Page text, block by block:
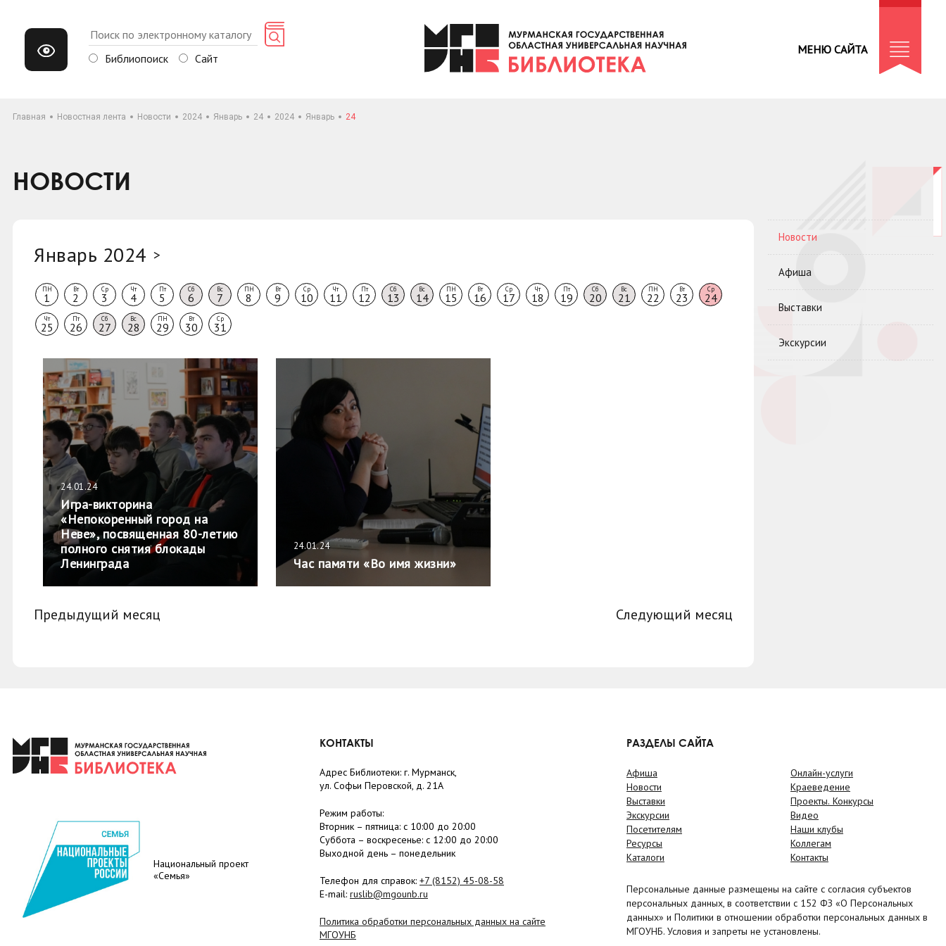
Библиопоиск Сайт
МЕНЮ САЙТА
Главная Новостная лента Новости 2024 Январь 24 2024 Январь 24
НОВОСТИ
Январь 2024 >
ПН
1
Вт
2
Ср
3
Чт
4
Пт
5
Сб
6
Вс
7
ПН
8
Вт
9
Ср
10
Чт
11
Пт
12
Сб
13
Вс
14
ПН
15
Вт
16
Ср
17
Чт
18
Пт
19
Сб
20
Вс
21
ПН
22
Вт
23
Ср
24
Чт
25
Пт
26
Сб
27
Вс
28
ПН
29
Вт
30
Ср
31
24.01.24
Игра-викторина
«Непокоренный город на
Неве», посвященная 80-летию
полного снятия блокады
Ленинграда
24.01.24
Час памяти «Во имя жизни»
Предыдущий месяц Следующий месяц
Новости
Афиша
Выставки
Экскурсии
Национальный проект
«Семья»
КОНТАКТЫ
Адрес Библиотеки: г. Мурманск,
ул. Софьи Перовской, д. 21А
Режим работы:
Вторник – пятница: с 10:00 до 20:00
Суббота – воскресенье: c 12:00 до 20:00
Выходной день – понедельник
Телефон для справок: +7 (8152) 45-08-58
E-mail: ruslib@mgounb.ru
Политика обработки персональных данных на сайте
МГОУНБ
РАЗДЕЛЫ САЙТА
Афиша
Новости
Выставки
Экскурсии
Посетителям
Ресурсы
Каталоги
Онлайн-услуги
Краеведение
Проекты. Конкурсы
Видео
Наши клубы
Коллегам
Контакты
Персональные данные размещены на сайте с согласия субъектов
персональных данных, в соответствии с 152 ФЗ «О Персональных
данных» и Политики в отношении обработки персональных данных в
МГОУНБ. Условия и запреты не установлены.